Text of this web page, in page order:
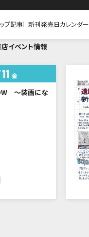
プ記事 新刊発売日カレンダー
イベント情報
11 金
～装画にな